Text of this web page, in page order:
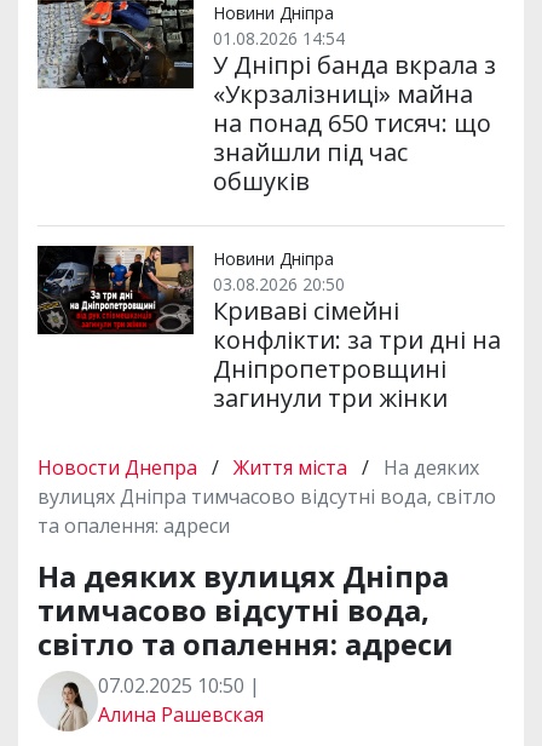
Новини Дніпра
01.08.2026 14:54
У Дніпрі банда вкрала з
«Укрзалізниці» майна
на понад 650 тисяч: що
знайшли під час
обшуків
Новини Дніпра
03.08.2026 20:50
Криваві сімейні
конфлікти: за три дні на
Дніпропетровщині
загинули три жінки
Новости Днепра / Життя міста / На деяких
вулицях Дніпра тимчасово відсутні вода, світло
та опалення: адреси
На деяких вулицях Дніпра
тимчасово відсутні вода,
світло та опалення: адреси
07.02.2025 10:50 |
Алина Рашевская